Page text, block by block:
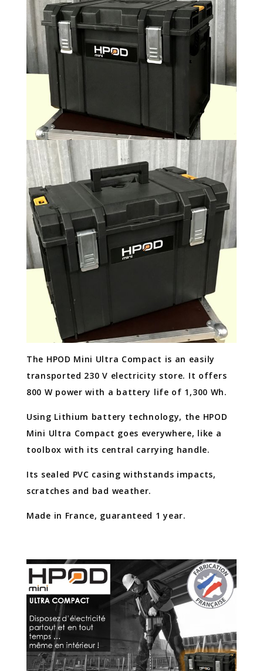
The HPOD Mini Ultra Compact is an easily
transported 230 V electricity store. It offers
800 W power with a battery life of 1,300 Wh.
Using Lithium battery technology, the HPOD
Mini Ultra Compact goes everywhere, like a
toolbox with its central carrying handle.
Its sealed PVC casing withstands impacts,
scratches and bad weather.
Made in France, guaranteed 1 year.